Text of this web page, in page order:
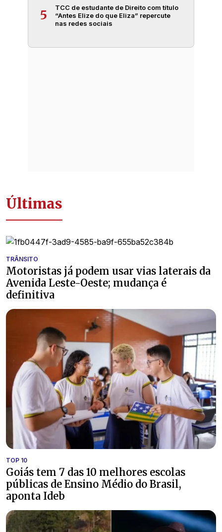
5
TCC de estudante de Direito com título
“Antes Elize do que Eliza” repercute
nas redes sociais
Últimas
TRÂNSITO
Motoristas já podem usar vias laterais da
Avenida Leste-Oeste; mudança é
definitiva
TOP 10
Goiás tem 7 das 10 melhores escolas
públicas de Ensino Médio do Brasil,
aponta Ideb